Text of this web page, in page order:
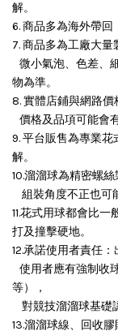
解。
6. 商品多為海外帶回
7. 商品多為工廠大量
微小氣泡、色差、
物為準。
8. 實體店鋪與網路價
價格及品項可能會
9. 平台販售為專業
解。
10.溜溜球為精密螺
組裝角度不正也可
11.花式用球都會比
打及撞擊硬地。
12.承諾使用者責任
使用者應有強制收
等），
對競技溜溜球基礎
13.溜溜球線、回收